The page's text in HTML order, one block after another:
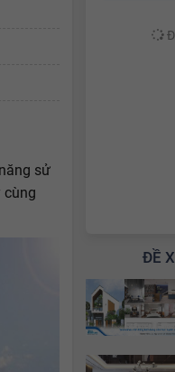
ĐỀ
sử
cùng